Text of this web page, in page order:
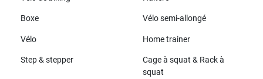
Boxe Vélo semi-allongé
Vélo Home trainer
Step & stepper
Cage à squat & Rack à
squat